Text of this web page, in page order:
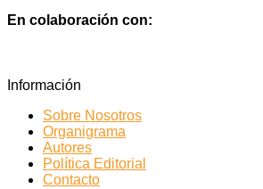
En colaboración con:
Información
Sobre Nosotros
Organigrama
Autores
Política Editorial
Contacto